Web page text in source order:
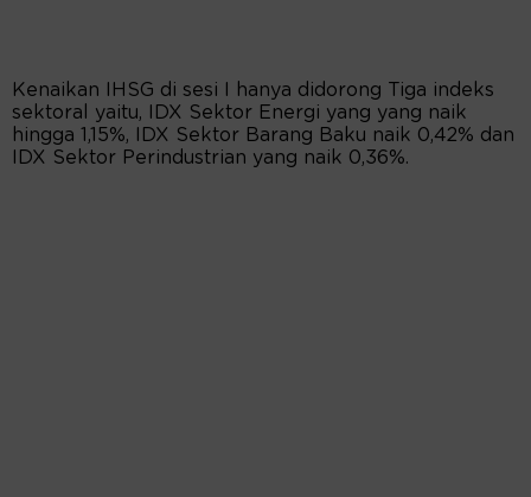
Kenaikan IHSG di sesi I hanya didorong Tiga indeks
sektoral yaitu, IDX Sektor Energi yang yang naik
hingga 1,15%, IDX Sektor Barang Baku naik 0,42% dan
IDX Sektor Perindustrian yang naik 0,36%.